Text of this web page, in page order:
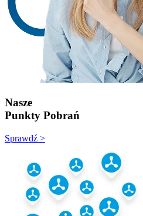
Nasze
Punkty Pobrań
Sprawdź >